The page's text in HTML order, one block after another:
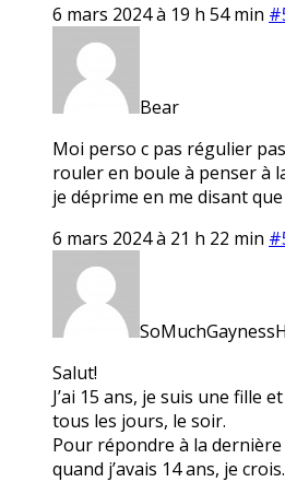
6 mars 2024 à 19 h 54 min
Bear
Moi perso c pas régulier
rouler en boule à penser à
je déprime en me disant
6 mars 2024 à 21 h 22 min
Salut!
J’ai 15 ans, je suis une fille
tous les jours, le soir.
Pour répondre à la dernière
quand j’avais 14 ans, je crois.